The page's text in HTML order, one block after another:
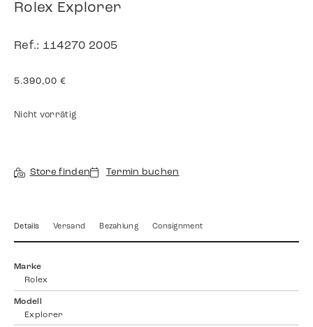
Rolex Explorer
Ref.: 114270 2005
5.390,00 €
Nicht vorrätig
Store finden Termin buchen
Details Versand Bezahlung Consignment
Marke
Rolex
Modell
Explorer